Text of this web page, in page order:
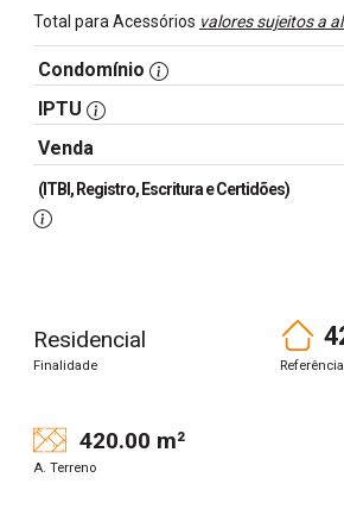
Total para Acessórios valores sujeitos a
Condomínio
IPTU
Venda
(ITBI, Registro, Escritura e Certidões)
Residencial
Finalidade Referência
420.00 m²
A. Terreno